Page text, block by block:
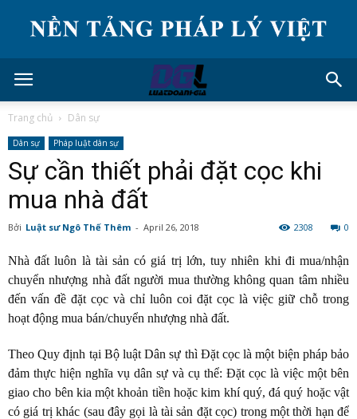
Trang chủ Dân sự
Dân sự Pháp luật dân sự
Sự cần thiết phải đặt cọc khi
mua nhà đất
Bởi Luật sư Ngô Thế Thêm - April 26, 2018 0
2308
Nhà đất luôn là tài sản có giá trị lớn, tuy nhiên khi đi mua/nhận
chuyển nhượng nhà đất người mua thường không quan tâm nhiều
đến vấn đề đặt cọc và chỉ luôn coi đặt cọc là việc giữ chỗ trong
hoạt động mua bán/chuyển nhượng nhà đất.
Theo Quy định tại Bộ luật Dân sự thì Đặt cọc là một biện pháp bảo
đảm thực hiện nghĩa vụ dân sự và cụ thể: Đặt cọc là việc một bên
giao cho bên kia một khoản tiền hoặc kim khí quý, đá quý hoặc vật
có giá trị khác (sau đây gọi là tài sản đặt cọc) trong một thời hạn để